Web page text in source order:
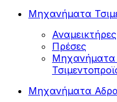
Μηχανήματα
Αναμεικτήρες
Πρέσες
Μηχανήματα
Μηχανήματα